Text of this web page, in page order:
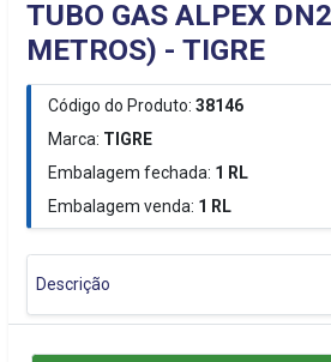
TUBO GAS ALPEX
METROS) - TIGRE
Código do Produto: 38146
Marca: TIGRE
Embalagem fechada: 1 RL
Embalagem venda: 1 RL
Descrição